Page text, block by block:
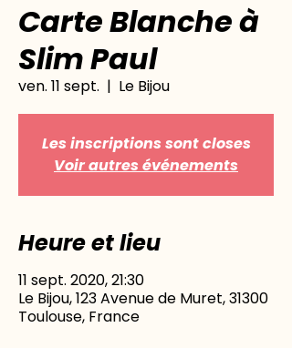
Carte Blanche à
Slim Paul
ven. 11 sept.
  |
Le Bijou
Les inscriptions sont closes
Voir autres événements
Heure et lieu
11 sept. 2020, 21:30
Le Bijou, 123 Avenue de Muret, 31300
Toulouse, France